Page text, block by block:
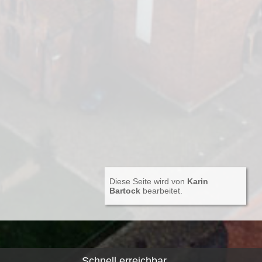
Diese Seite wird von Karin
Bartock bearbeitet.